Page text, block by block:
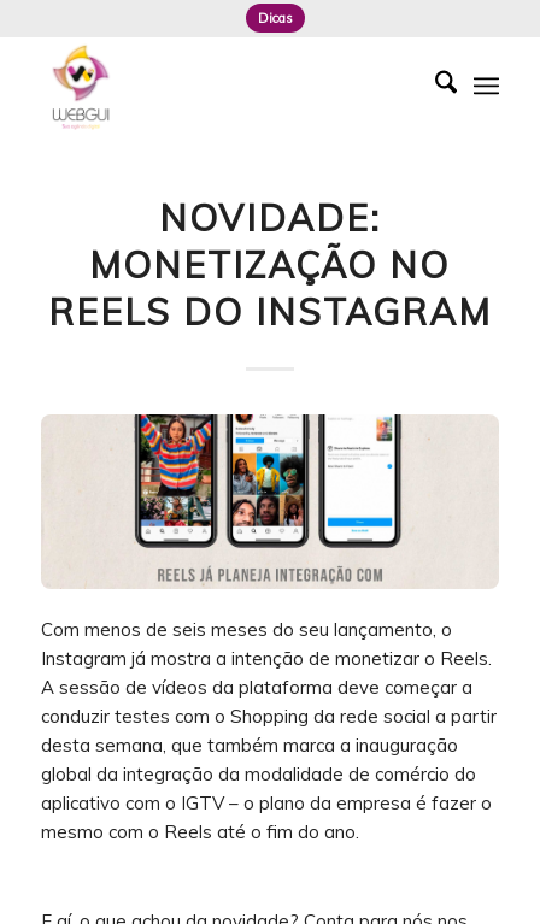
Dicas
NOVIDADE:
MONETIZAÇÃO NO
REELS DO INSTAGRAM
Com menos de seis meses do seu lançamento, o
Instagram já mostra a intenção de monetizar o Reels.
A sessão de vídeos da plataforma deve começar a
conduzir testes com o Shopping da rede social a partir
desta semana, que também marca a inauguração
global da integração da modalidade de comércio do
aplicativo com o IGTV – o plano da empresa é fazer o
mesmo com o Reels até o fim do ano.